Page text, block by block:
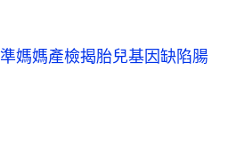
媽媽產檢揭胎兒基因缺陷腸